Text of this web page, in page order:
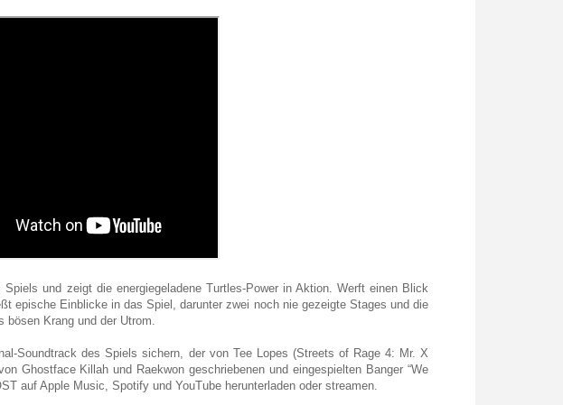
und zeigt die energiegeladene Turtles-Power in Aktion. Werft einen Blick
epische Einblicke in das Spiel, darunter zwei noch nie gezeigte Stages und die
bösen Krang und der Utrom.
Soundtrack des Spiels sichern, der von Tee Lopes (Streets of Rage 4: Mr. X
Ghostface Killah und Raekwon geschriebenen und eingespielten Banger “We
auf Apple Music, Spotify und YouTube herunterladen oder streamen.